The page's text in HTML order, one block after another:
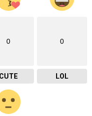
0
CUTE
0
LOL